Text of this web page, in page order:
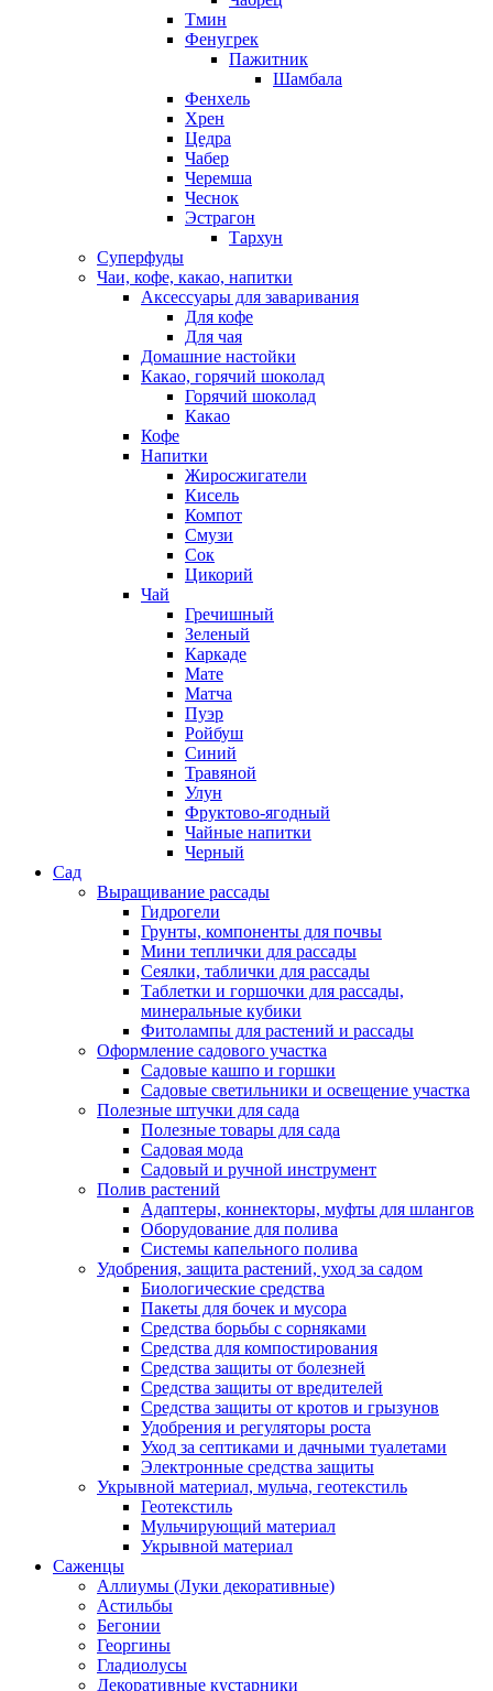
Тмин
Фенугрек
Пажитник
Шамбала
Фенхель
Хрен
Цедра
Чабер
Черемша
Чеснок
Эстрагон
Тархун
Суперфуды
Чаи, кофе, какао, напитки
Аксессуары для заваривания
Для кофе
Для чая
Домашние настойки
Какао, горячий шоколад
Горячий шоколад
Какао
Кофе
Напитки
Жиросжигатели
Кисель
Компот
Смузи
Сок
Цикорий
Чай
Гречишный
Зеленый
Каркаде
Мате
Матча
Пуэр
Ройбуш
Синий
Травяной
Улун
Фруктово-ягодный
Чайные напитки
Черный
Сад
Выращивание рассады
Гидрогели
Грунты, компоненты для почвы
Мини теплички для рассады
Сеялки, таблички для рассады
Таблетки и горшочки для рассады,
минеральные кубики
Фитолампы для растений и рассады
Оформление садового участка
Садовые кашпо и горшки
Садовые светильники и освещение участка
Полезные штучки для сада
Полезные товары для сада
Садовая мода
Садовый и ручной инструмент
Полив растений
Адаптеры, коннекторы, муфты для шлангов
Оборудование для полива
Системы капельного полива
Удобрения, защита растений, уход за садом
Биологические средства
Пакеты для бочек и мусора
Средства борьбы с сорняками
Средства для компостирования
Средства защиты от болезней
Средства защиты от вредителей
Средства защиты от кротов и грызунов
Удобрения и регуляторы роста
Уход за септиками и дачными туалетами
Электронные средства защиты
Укрывной материал, мульча, геотекстиль
Геотекстиль
Мульчирующий материал
Укрывной материал
Саженцы
Аллиумы (Луки декоративные)
Астильбы
Бегонии
Георгины
Гладиолусы
Декоративные кустарники